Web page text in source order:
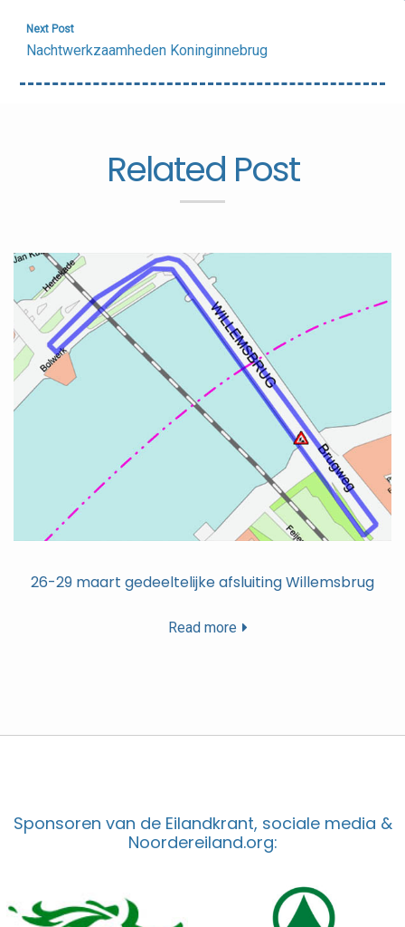
Next Post
Nachtwerkzaamheden Koninginnebrug
Related Post
26-29 maart gedeeltelijke afsluiting Willemsbrug
Read more
Sponsoren van de Eilandkrant, sociale media &
Noordereiland.org: